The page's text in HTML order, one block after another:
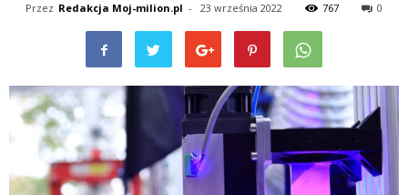
Przez Redakcja Moj-milion.pl - 23 września 2022 767 0